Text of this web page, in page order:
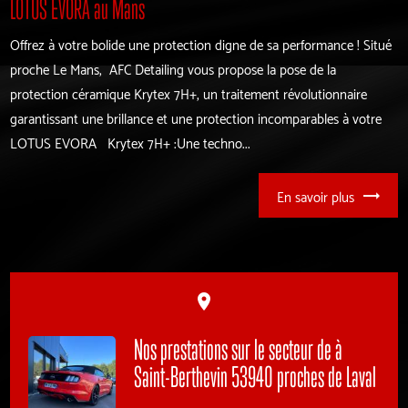
LOTUS EVORA au Mans
Offrez à votre bolide une protection digne de sa performance ! Situé
proche Le Mans, AFC Detailing vous propose la pose de la
protection céramique Krytex 7H+, un traitement révolutionnaire
garantissant une brillance et une protection incomparables à votre
LOTUS EVORA Krytex 7H+ :Une techno...
En savoir plus
place
Nos prestations sur le secteur de à
Saint-Berthevin 53940 proches de Laval